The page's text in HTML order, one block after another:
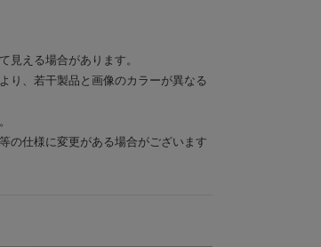
見える場合があります。
り、若干製品と画像のカラーが異なる
の仕様に変更がある場合がございます